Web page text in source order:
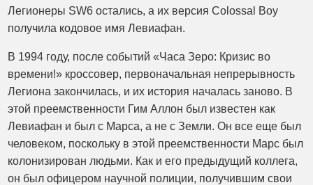
Легионеры SW6 остались, а их версия Colossal Boy
получила кодовое имя Левиафан.
В 1994 году, после событий «Часа Зеро: Кризис во
времени!» кроссовер, первоначальная непрерывность
Легиона закончилась, и их история началась заново. В
этой преемственности Гим Аллон был известен как
Левиафан и был с Марса, а не с Земли. Он все еще был
человеком, поскольку в этой преемственности Марс был
колонизирован людьми. Как и его предыдущий коллега,
он был офицером научной полиции, получившим свои